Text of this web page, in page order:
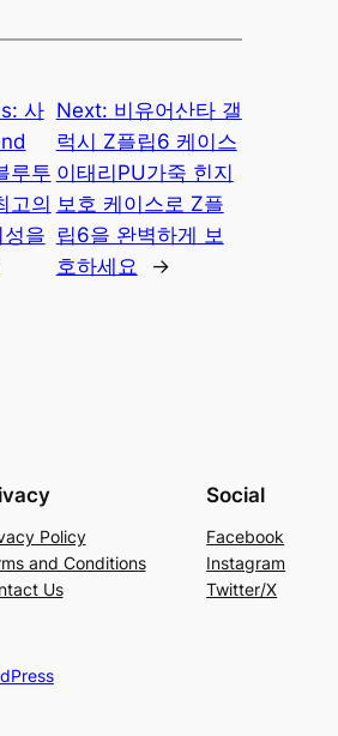
사
루투
고의
을
Next: 비유어산타 갤
럭시 Z플립6 케이스
이태리PU가죽 힌지
보호 케이스로 Z플
립6을 완벽하게 보
호하세요
→
Policy
and Conditions
Us
Social
Facebook
Instagram
Twitter/X